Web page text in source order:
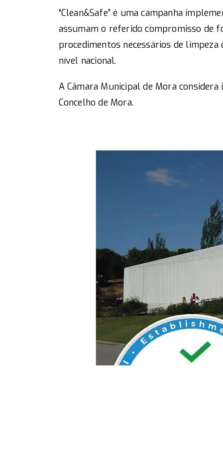
“Clean&Safe” é uma campanha
assumam o referido compromisso de
procedimentos necessários de
nível nacional.
A Câmara Municipal de Mora
Concelho de Mora.